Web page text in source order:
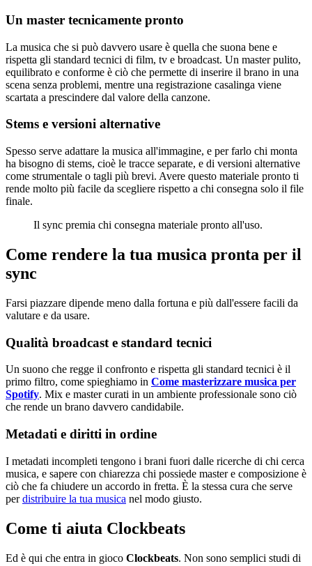
Un master tecnicamente pronto
La musica che si può davvero usare è quella che suona bene e
rispetta gli standard tecnici di film, tv e broadcast. Un master pulito,
equilibrato e conforme è ciò che permette di inserire il brano in una
scena senza problemi, mentre una registrazione casalinga viene
scartata a prescindere dal valore della canzone.
Stems e versioni alternative
Spesso serve adattare la musica all'immagine, e per farlo chi monta
ha bisogno di stems, cioè le tracce separate, e di versioni alternative
come strumentale o tagli più brevi. Avere questo materiale pronto ti
rende molto più facile da scegliere rispetto a chi consegna solo il file
finale.
Il sync premia chi consegna materiale pronto all'uso.
Come rendere la tua musica pronta per il
sync
Farsi piazzare dipende meno dalla fortuna e più dall'essere facili da
valutare e da usare.
Qualità broadcast e standard tecnici
Un suono che regge il confronto e rispetta gli standard tecnici è il
primo filtro, come spieghiamo in Come masterizzare musica per
Spotify. Mix e master curati in un ambiente professionale sono ciò
che rende un brano davvero candidabile.
Metadati e diritti in ordine
I metadati incompleti tengono i brani fuori dalle ricerche di chi cerca
musica, e sapere con chiarezza chi possiede master e composizione è
ciò che fa chiudere un accordo in fretta. È la stessa cura che serve
perdistribuire la tua musica nel modo giusto.
Come ti aiuta Clockbeats
Ed è qui che entra in gioco Clockbeats. Non sono semplici studi di